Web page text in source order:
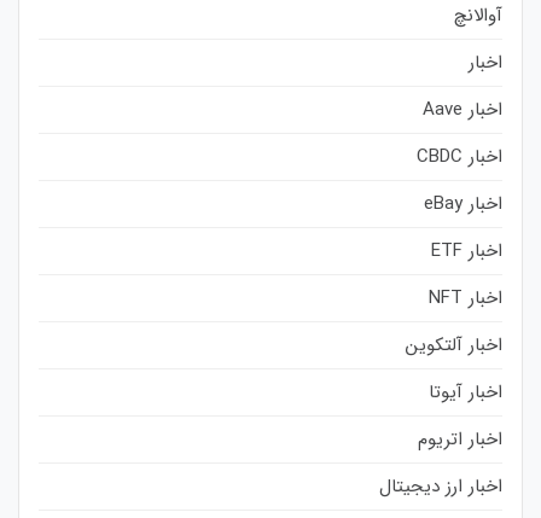
آوالانچ
اخبار
اخبار Aave
اخبار CBDC
اخبار eBay
اخبار ETF
اخبار NFT
اخبار آلتکوین
اخبار آیوتا
اخبار اتریوم
اخبار ارز دیجیتال